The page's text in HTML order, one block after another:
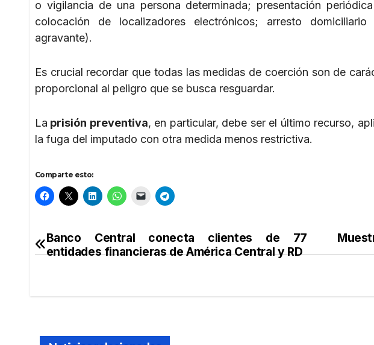
o vigilancia de una persona determinada; presentación
colocación de localizadores electrónicos; arresto
agravante).
Es crucial recordar que todas las medidas de coerción son de
proporcional al peligro que se busca resguardar.
La prisión preventiva, en particular, debe ser el último recurso,
la fuga del imputado con otra medida menos restrictiva.
Comparte esto:
Navegación
Banco Central conecta clientes de 77
entidades financieras de América Central y RD